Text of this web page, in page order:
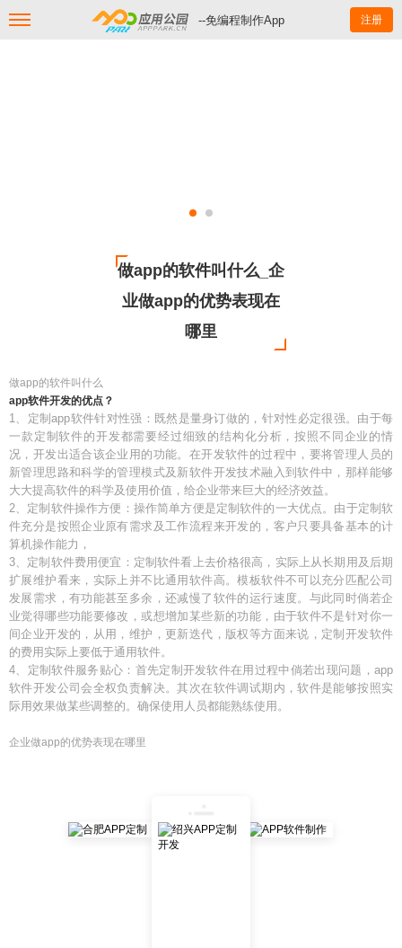
--免编程制作App 注册
做app的软件叫什么_企
业做app的优势表现在
哪里
做app的软件叫什么
app软件开发的优点？
1、定制app软件针对性强：既然是量身订做的，针对性必定很强。由于每
一款定制软件的开发都需要经过细致的结构化分析，按照不同企业的情
况，开发出适合该企业用的功能。在开发软件的过程中，要将管理人员的
新管理思路和科学的管理模式及新软件开发技术融入到软件中，那样能够
大大提高软件的科学及使用价值，给企业带来巨大的经济效益。
2、定制软件操作方便：操作简单方便是定制软件的一大优点。由于定制软
件充分是按照企业原有需求及工作流程来开发的，客户只要具备基本的计
算机操作能力，
3、定制软件费用便宜：定制软件看上去价格很高，实际上从长期用及后期
扩展维护看来，实际上并不比通用软件高。模板软件不可以充分匹配公司
发展需求，有功能甚至多余，还减慢了软件的运行速度。与此同时倘若企
业觉得哪些功能要修改，或想增加某些新的功能，由于软件不是针对你一
间企业开发的，从用，维护，更新迭代，版权等方面来说，定制开发软件
的费用实际上要低于通用软件。
4、定制软件服务贴心：首先定制开发软件在用过程中倘若出现问题，app
软件开发公司会全权负责解决。其次在软件调试期内，软件是能够按照实
际用效果做某些调整的。确保使用人员都能熟练使用。
企业做app的优势表现在哪里